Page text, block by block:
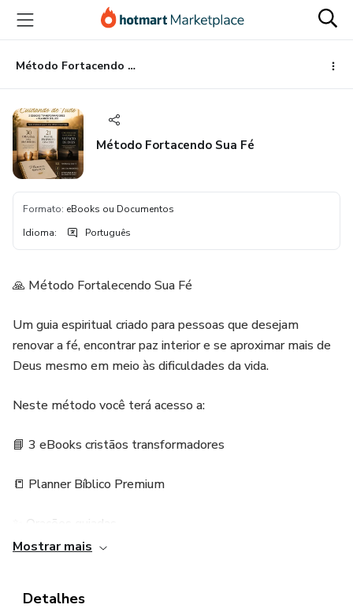
para
conteúdo
principal
para
pagamento
para
rodapé
Método Fortacendo Sua Fé
Método Fortacendo Sua Fé
Formato: eBooks ou Documentos
Idioma: Português
🙏 Método Fortalecendo Sua Fé
Um guia espiritual criado para pessoas que desejam
renovar a fé, encontrar paz interior e se aproximar mais de
Deus mesmo em meio às dificuldades da vida.
Neste método você terá acesso a:
📘 3 eBooks cristãos transformadores
📒 Planner Bíblico Premium
✨ Orações guiadas
✨ Reflexões profundas
Mostrar mais
Detalhes